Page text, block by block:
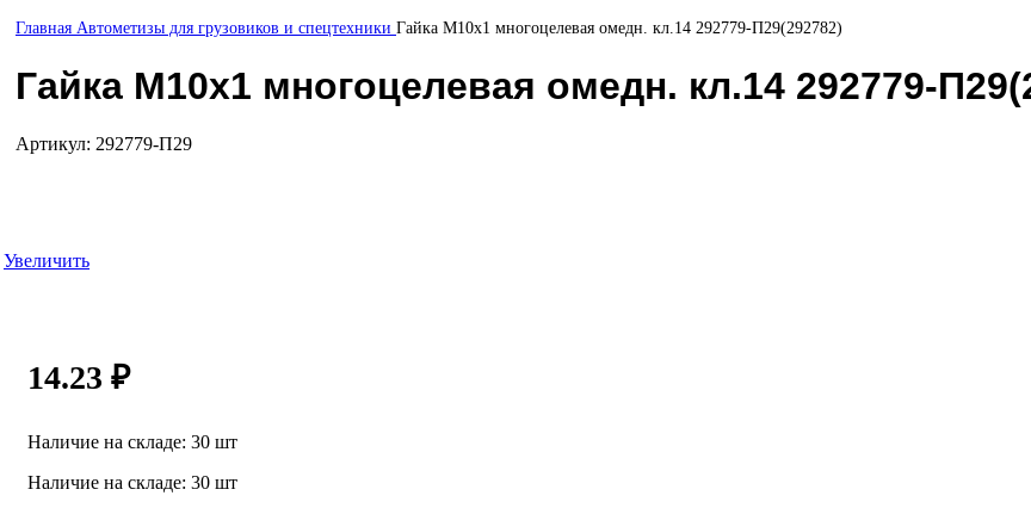
Главная Автометизы для грузовиков и спецтехники Гайка М10х1 многоцелевая омедн. кл.14 292779-П29(292782)
Гайка М10х1 многоцелевая омедн. кл.14 292779-
Артикул: 292779-П29
Увеличить
14.23 ₽
Наличие на складе: 30 шт
Наличие на складе: 30 шт